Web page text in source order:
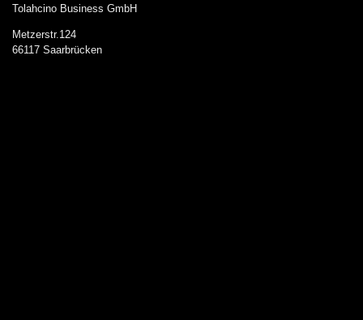
Tolahcino Business GmbH
Metzerstr.124
66117 Saarbrücken